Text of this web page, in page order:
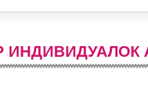
ИНДИВИДУАЛОК